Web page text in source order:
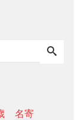
名寄